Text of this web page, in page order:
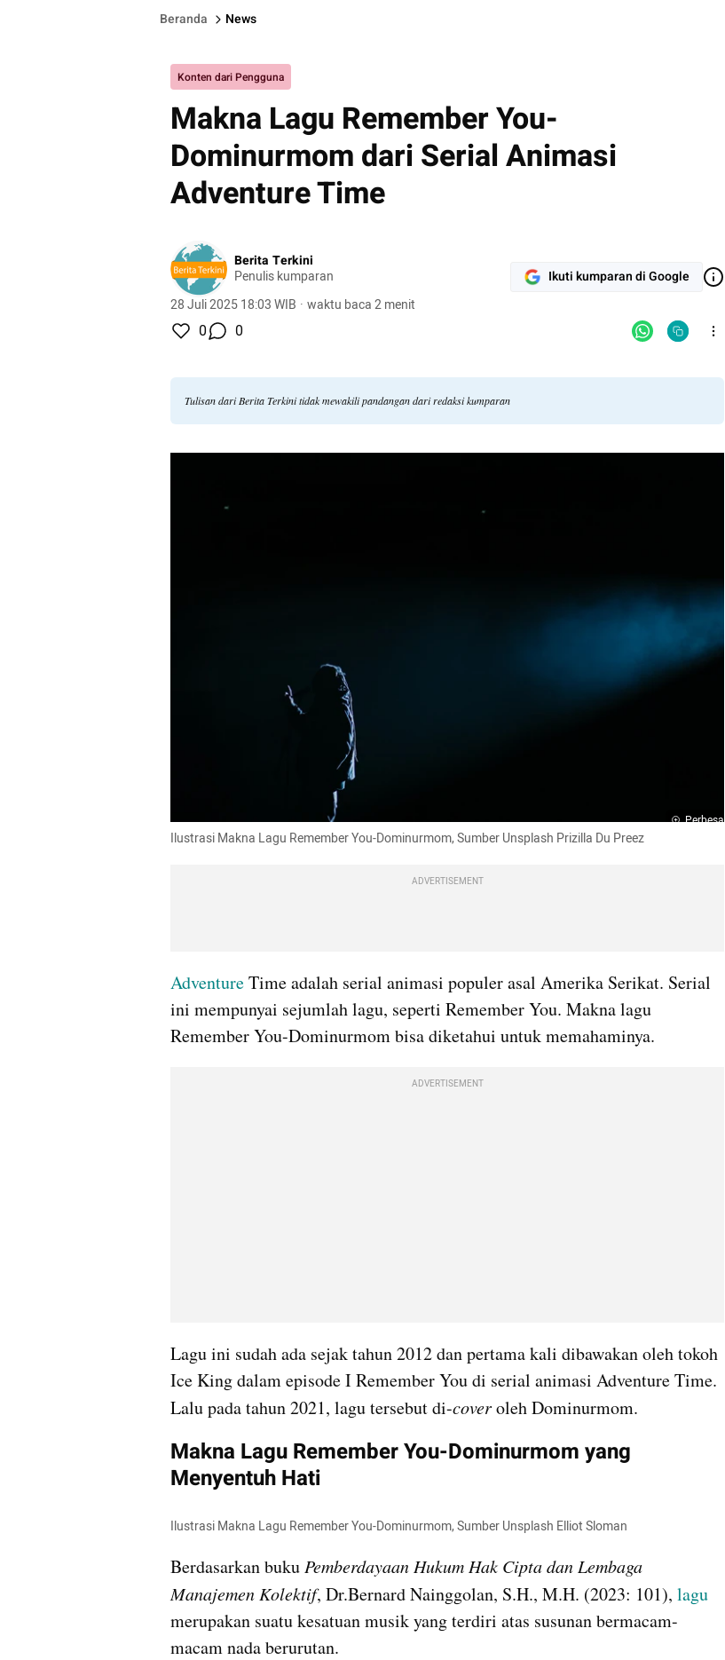
Beranda News
Konten dari Pengguna
Makna Lagu Remember You-
Dominurmom dari Serial Animasi
Adventure Time
Berita Terkini
Penulis kumparan
28 Juli 2025 18:03 WIB · waktu baca 2 menit
Ikuti kumparan di Google
0 0
Tulisan dari Berita Terkini tidak mewakili pandangan dari redaksi kumparan
Perbesar
Ilustrasi Makna Lagu Remember You-Dominurmom, Sumber Unsplash Prizilla Du Preez
ADVERTISEMENT
Adventure Time adalah serial animasi populer asal Amerika Serikat. Serial
ini mempunyai sejumlah lagu, seperti Remember You. Makna lagu
Remember You-Dominurmom bisa diketahui untuk memahaminya.
ADVERTISEMENT
Lagu ini sudah ada sejak tahun 2012 dan pertama kali dibawakan oleh tokoh
Ice King dalam episode I Remember You di serial animasi Adventure Time.
Lalu pada tahun 2021, lagu tersebut di-cover oleh Dominurmom.
Makna Lagu Remember You-Dominurmom yang
Menyentuh Hati
Ilustrasi Makna Lagu Remember You-Dominurmom, Sumber Unsplash Elliot Sloman
Berdasarkan buku Pemberdayaan Hukum Hak Cipta dan Lembaga
Manajemen Kolektif, Dr.Bernard Nainggolan, S.H., M.H. (2023: 101), lagu
merupakan suatu kesatuan musik yang terdiri atas susunan bermacam-
macam nada berurutan.